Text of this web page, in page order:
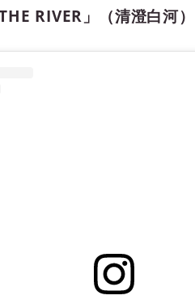
RIVER」（清澄白河）